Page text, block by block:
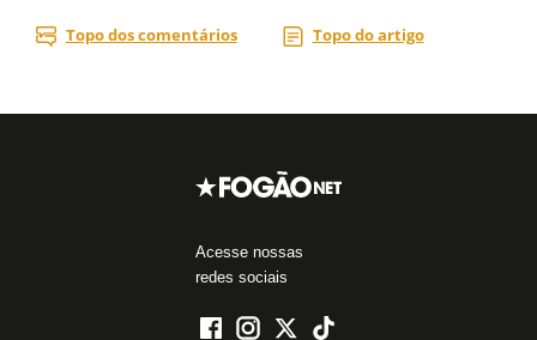
Acesse nossas
redes sociais